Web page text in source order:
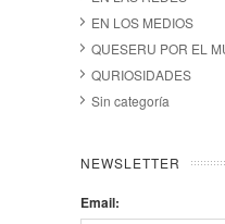
EN LOS MEDIOS
QUESERU POR EL
QURIOSIDADES
Sin categoría
NEWSLETTER
Email: